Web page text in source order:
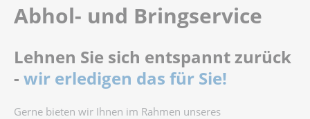
Abhol- und Bringservice
Lehnen Sie sich entspannt zurück
- wir erledigen das für Sie!
Gerne bieten wir Ihnen im Rahmen unseres